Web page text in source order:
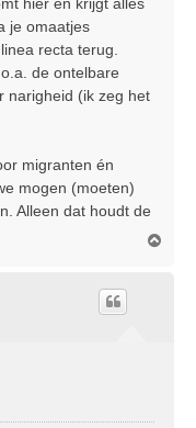
je omaatjes
recta terug.
de ontelbare
narigheid (ik zeg het
migranten én
mogen (moeten)
Alleen dat houdt de